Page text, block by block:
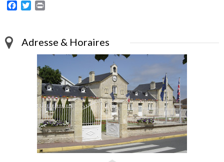
Facebook
Twitter
Adresse & Horaires